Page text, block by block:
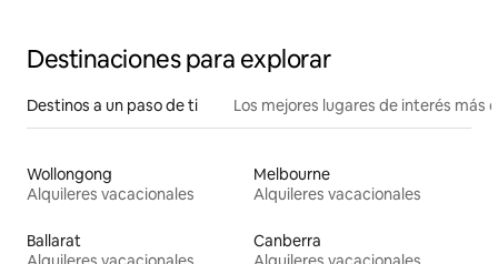
Destinaciones para explorar
Destinos a un paso de ti Los mejores lugares de interés más
Wollongong
Alquileres vacacionales
Melbourne
Alquileres vacacionales
Ballarat
Canberra